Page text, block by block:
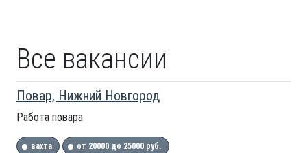
Все вакансии
Повар, Нижний Новгород
Работа повара
вахта от 20000 до 25000 руб.